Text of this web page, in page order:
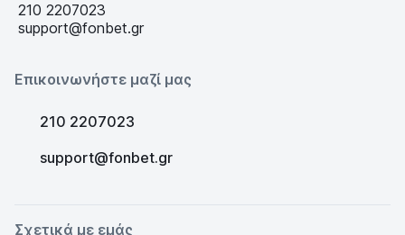
210 2207023
support@fonbet.gr
Επικοινωνήστε μαζί μας
210 2207023
support@fonbet.gr
Σχετικά με εμάς